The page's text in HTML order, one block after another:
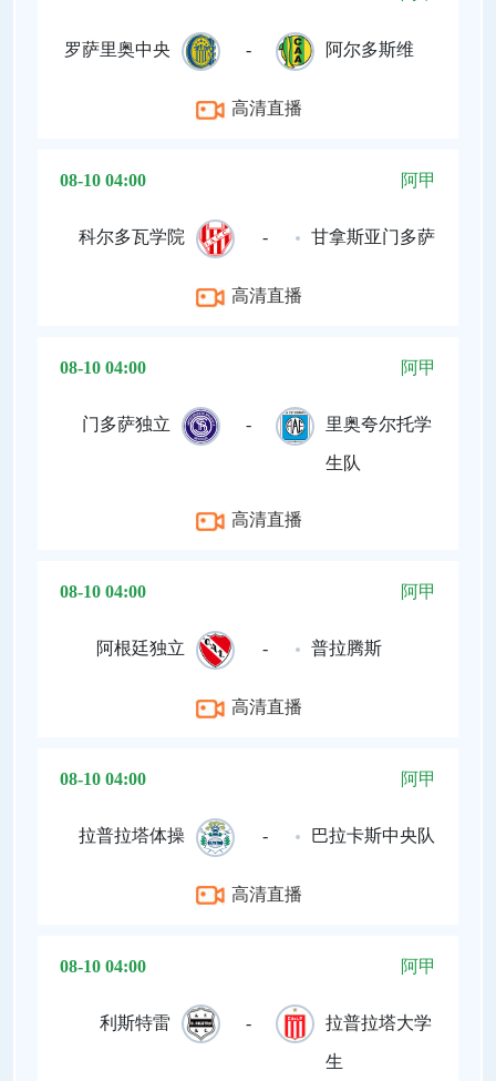
罗萨里奥中央 - 阿尔多斯维
高清直播
08-10 04:00 阿甲
科尔多瓦学院 - 甘拿斯亚门多萨
高清直播
08-10 04:00 阿甲
门多萨独立 - 里奥夸尔托学
生队
高清直播
08-10 04:00 阿甲
阿根廷独立 - 普拉腾斯
高清直播
08-10 04:00 阿甲
拉普拉塔体操 - 巴拉卡斯中央队
高清直播
08-10 04:00 阿甲
利斯特雷 - 拉普拉塔大学
生